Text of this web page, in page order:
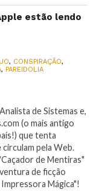
estão lendo
, CONSPIRAÇÃO,
, PAREIDOLIA
de Sistemas e,
(o mais antigo
que tenta
pela Web.
de Mentiras"
de ficção
Mágica"!